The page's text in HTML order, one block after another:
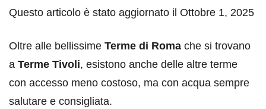
Questo articolo è stato aggiornato il Ottobre 1, 2025
Oltre alle bellissime Terme di Roma che si trovano
a Terme Tivoli, esistono anche delle altre terme
con accesso meno costoso, ma con acqua sempre
salutare e consigliata.